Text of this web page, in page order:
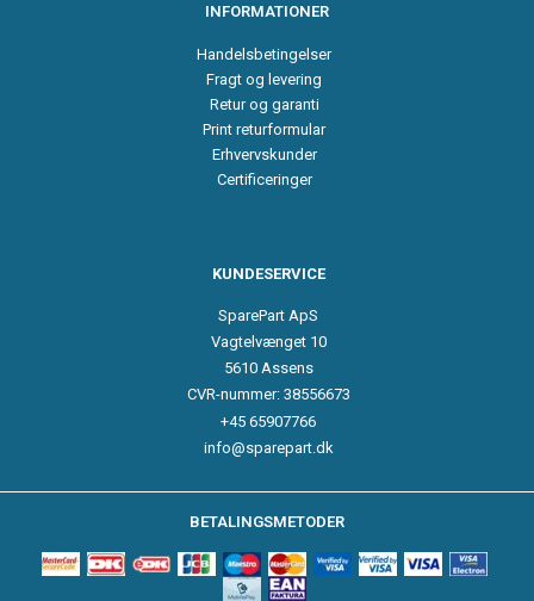
INFORMATIONER
Handelsbetingelser
Fragt og levering
Retur og garanti
Print returformular
Erhvervskunder
Certificeringer
KUNDESERVICE
SparePart ApS
Vagtelvænget 10
5610 Assens
CVR-nummer: 38556673
+45 65907766
info@sparepart.dk
BETALINGSMETODER